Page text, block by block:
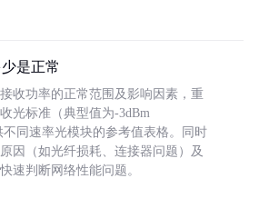
是正常
收功率的正常范围及影响因素，重
光标准（典型值为-3dBm
不同速率光模块的参考值表格。同时
因（如光纤损耗、连接器问题）及
速判断网络性能问题。